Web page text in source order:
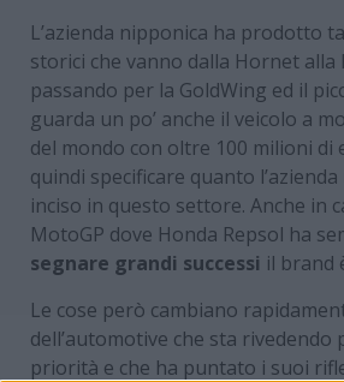
L’azienda nipponica ha prodotto
storici che vanno dalla Hornet alla
passando per la GoldWing ed il
guarda un po’ anche il veicolo a
del mondo con oltre 100 milioni di
quindi specificare quanto
inciso in questo settore. Anche in
MotoGP dove Honda Repsol ha
segnare grandi successi il brand
Le cose però cambiano
dell’automotive che sta rivedendo
priorità e che ha puntato i suoi